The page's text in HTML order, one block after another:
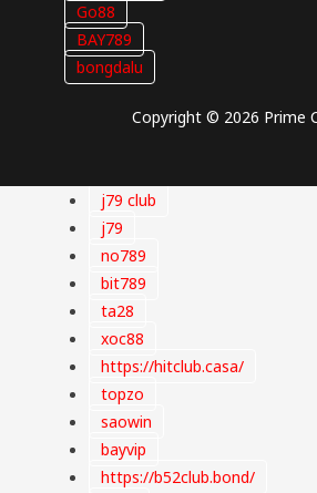
Go88
BAY789
bongdalu
Copyright © 2026 Prime
j79 club
j79
no789
bit789
ta28
xoc88
https://hitclub.casa/
topzo
saowin
bayvip
https://b52club.bond/